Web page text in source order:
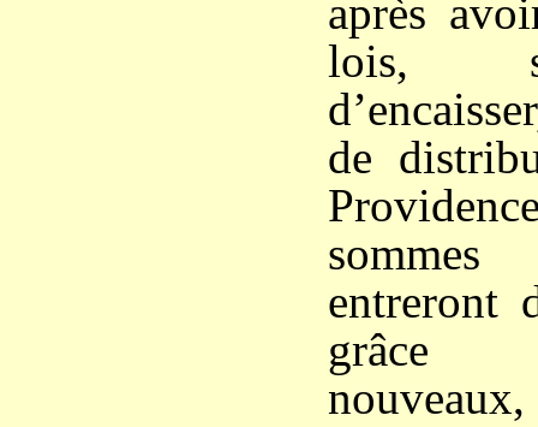
après
lois,
de
sommes
entreront
grâce